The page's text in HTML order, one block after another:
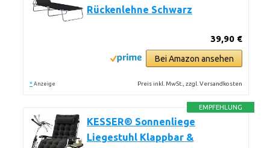
Rückenlehne Schwarz
39,90 €
Bei Amazon ansehen
* Anzeige Preis inkl. MwSt., zzgl. Versandkosten
EMPFEHLUNG
KESSER® Sonnenliege
Liegestuhl Klappbar &